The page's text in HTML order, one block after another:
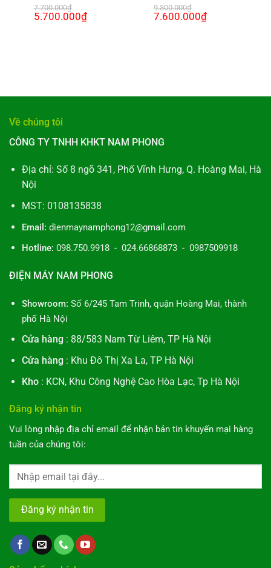
7.700.000₫
Giá
gốc
5.700.000₫Giá
hiện
9.300.000₫
Giá
gốc
7.600.000₫Giá
hiện
Về chúng tôi
CÔNG TY TNHH KHKT NAM PHONG
Địa chỉ: Số 8 ngõ 341, Phố Vĩnh Hưng, Q. Hoàng Mai, Hà
Nội
MST: 0108135838
Email: dienmaynamphong12@gmail.com
Hotline: 098.750.9918 - 024.66868873 - 0987509918
ĐIỆN MÁY NAM PHONG
Showroom: Số 6/245 Tam Trinh, quận Hoàng Mai, thành
phố Hà Nội
Cửa hàng : 88/583 Nam Từ Liêm, TP Hà Nội
Cửa hàng : Khu Đô Thị Xa La, TP Hà Nội
Kho: KCN, Khu Công Nghệ Cao Hòa Lạc, Tp Hà Nội
Đăng ký nhận tin
Vui lòng nhập địa chỉ email để nhận bản tin khuyến mại hàng
tuần của chúng tôi: